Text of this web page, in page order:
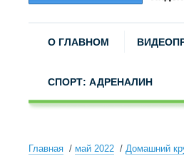
О ГЛАВНОМ
СПОРТ: АДРЕНАЛИН
Главная май 2022 Домашний